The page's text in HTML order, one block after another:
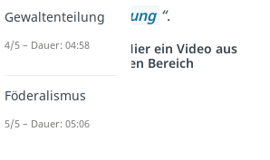
sinnstiftendeErzählung “.
Studyflix vernetzt: Hier ein Video aus
einem anderen Bereich
Gewaltenteilung
4/5 – Dauer: 04:58
Föderalismus
5/5 – Dauer: 05:06